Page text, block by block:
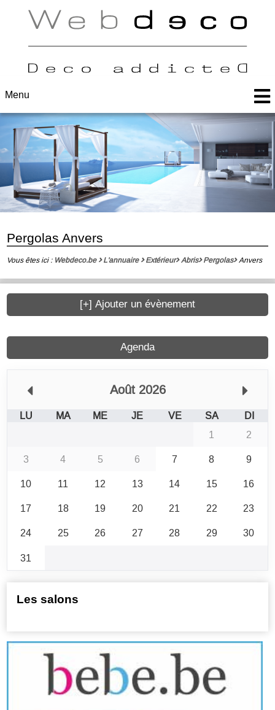
Menu
Pergolas Anvers
Vous êtes ici : Webdeco.be L'annuaire Extérieur Abris Pergolas Anvers
Agenda
Août 2026
LU MA ME JE VE SA
DI
1
2
3
4 5 6 7 8
9
10
11 12 13 14 15
16
17
18 19 20 21 22
23
24
25 26 27 28 29
30
31
[+] Ajouter un évènement
Les salons